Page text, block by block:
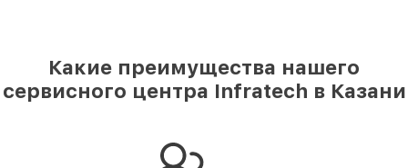
Какие преимущества нашего
сервисного центра Infratech в Казани